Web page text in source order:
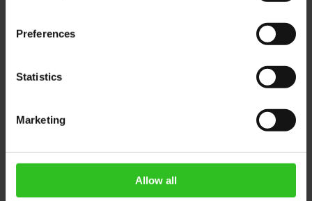
Preferences
Statistics
Marketing
Allow all